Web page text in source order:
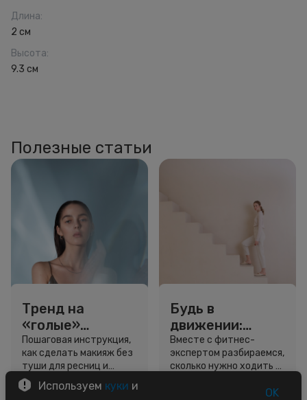
Длина:
2 см
Высота:
9.3 см
Полезные статьи
Тренд на
«голые»
ресницы: как
выглядеть
свежо, не
используя тушь
Пошаговая инструкция,
как сделать макияж без
туши для ресниц и
звёздный образ для
вдохновения.
Будь в
движении:
сколько нужно
шагов для
красоты и
Вместе с фитнес-
экспертом разбираемся,
сколько нужно ходить и
Используем куки и
OK